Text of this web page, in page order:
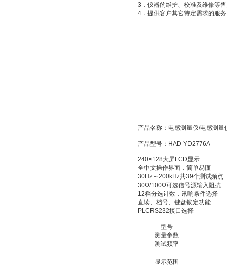
3．仪器的维护、校准及维修等
4．提供客户其它特定需求的服务
产品名称：电感测量仪/电感测量
产品型号：HAD-YD2776A
240×128大屏LCD显示
全中文操作界面，简单易懂
30Hz～200kHz共39个测试频点
30Ω/100Ω可选信号源输入阻抗
12档分选计数，讯响条件选择
直读、档号、键盘锁定功能
PLCRS232接口选择
型号
测量参数
测试频率
显示范围